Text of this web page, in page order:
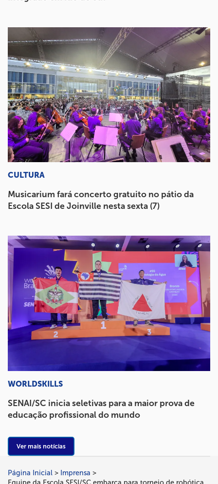
CULTURA
Musicarium fará concerto gratuito no pátio da
Escola SESI de Joinville nesta sexta (7)
WORLDSKILLS
SENAI/SC inicia seletivas para a maior prova de
educação profissional do mundo
Ver mais notícias
Trilha
Página Inicial
Imprensa